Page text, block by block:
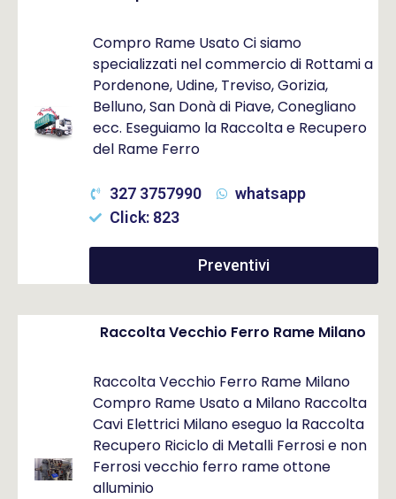
Compro Rame Usato Ci siamo
specializzati nel commercio di Rottami a
Pordenone, Udine, Treviso, Gorizia,
Belluno, San Donà di Piave, Conegliano
ecc. Eseguiamo la Raccolta e Recupero
del Rame Ferro
327 3757990
whatsapp
Click: 823
Preventivi
Raccolta Vecchio Ferro Rame Milano
Raccolta Vecchio Ferro Rame Milano
Compro Rame Usato a Milano Raccolta
Cavi Elettrici Milano eseguo la Raccolta
Recupero Riciclo di Metalli Ferrosi e non
Ferrosi vecchio ferro rame ottone
alluminio